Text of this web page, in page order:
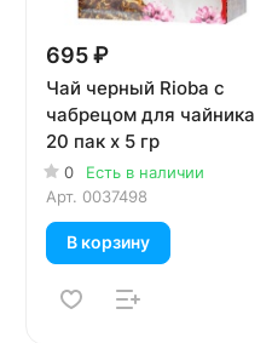
695 ₽
Чай черный Rioba с
чабрецом для чайника
20 пак х 5 гр
0
Есть в наличии
Арт. 0037498
В корзину